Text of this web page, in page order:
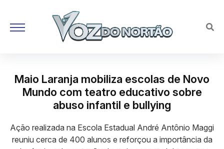
Maio Laranja mobiliza escolas de Novo
Mundo com teatro educativo sobre
abuso infantil e bullying
Ação realizada na Escola Estadual André Antônio Maggi
reuniu cerca de 400 alunos e reforçou a importância da